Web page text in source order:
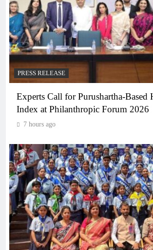
PRESS RELEASE
Experts Call for Purushartha-Based
Index at Philanthropic Forum 2026
7 hours ago